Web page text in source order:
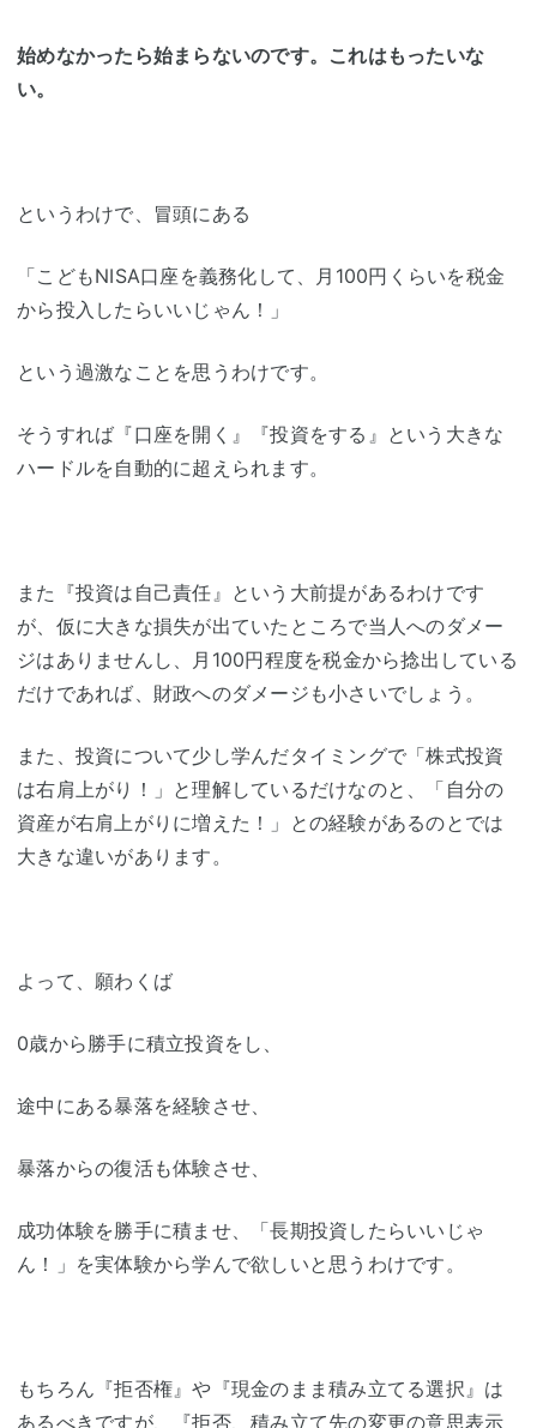
始めなかったら始まらないのです。 これはもったいな
い。
というわけで、冒頭にある
「こどもNISA口座を義務化して、月100円くらいを税金
から投入したらいいじゃん！」
という過激なことを思うわけです。
そうすれば『口座を開く』『投資をする』という大きな
ハードルを自動的に超えられます。
また『投資は自己責任』という大前提があるわけです
が、仮に大きな損失が出ていたところで当人へのダメー
ジはありませんし、月100円程度を税金から捻出している
だけであれば、財政へのダメージも小さいでしょう。
また、投資について少し学んだタイミングで「株式投資
は右肩上がり！」と理解しているだけなのと、「自分の
資産が右肩上がりに増えた！」との経験があるのとでは
大きな違いがあります。
よって、願わくば
0歳から勝手に積立投資をし、
途中にある暴落を経験させ、
暴落からの復活も体験させ、
成功体験を勝手に積ませ、「長期投資したらいいじゃ
ん！」を実体験から学んで欲しいと思うわけです。
もちろん『拒否権』や『現金のまま積み立てる選択』は
あるべきですが、『拒否、積み立て先の変更の意思表示